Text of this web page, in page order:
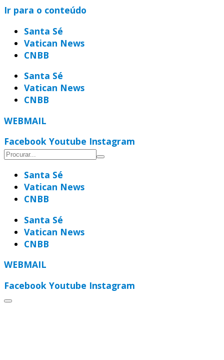
Ir para o conteúdo
Santa Sé
Vatican News
CNBB
Santa Sé
Vatican News
CNBB
WEBMAIL
Facebook Youtube Instagram
Santa Sé
Vatican News
CNBB
Santa Sé
Vatican News
CNBB
WEBMAIL
Facebook Youtube Instagram